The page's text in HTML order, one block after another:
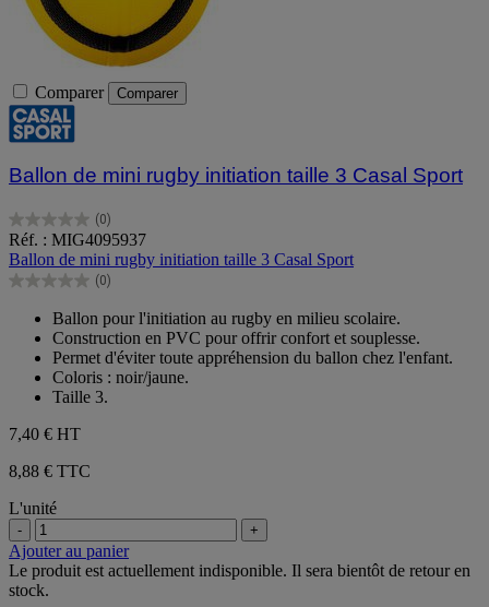
Comparer Comparer
Ballon de mini rugby initiation taille 3 Casal Sport
(0)
0.0
sur
5
étoiles.
Réf. : MIG4095937
Ballon de mini rugby initiation taille 3 Casal Sport
(0)
0.0
étoiles.
Ballon pour l'initiation au rugby en milieu scolaire.
Construction en PVC pour offrir confort et souplesse.
Permet d'éviter toute appréhension du ballon chez l'enfant.
Coloris : noir/jaune.
Taille 3.
7,40 € HT
8,88 € TTC
L'unité
- +
Ajouter au panier
Le produit est actuellement indisponible. Il sera bientôt de retour en
stock.